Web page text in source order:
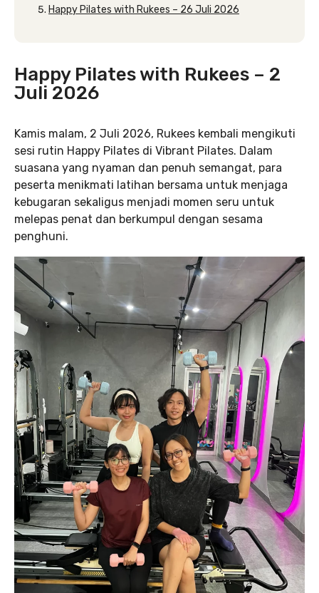
Happy Pilates with Rukees – 26 Juli 2026
Happy Pilates with Rukees – 2
Juli 2026
Kamis malam, 2 Juli 2026, Rukees kembali mengikuti
sesi rutin Happy Pilates di Vibrant Pilates. Dalam
suasana yang nyaman dan penuh semangat, para
peserta menikmati latihan bersama untuk menjaga
kebugaran sekaligus menjadi momen seru untuk
melepas penat dan berkumpul dengan sesama
penghuni.